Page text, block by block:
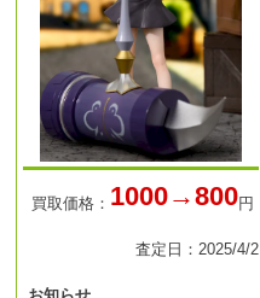
買取価格： 1000→800円
査定日：2025/4/2